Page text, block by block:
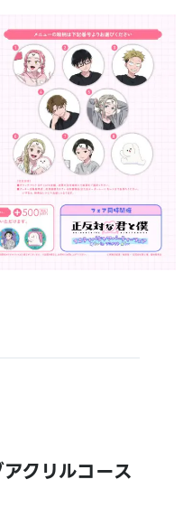
クリルコース